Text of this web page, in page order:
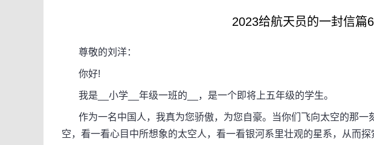
2023给航天员的一封信篇6
尊敬的刘洋：
你好!
我是__小学__年级一班的__，是一个即将上五年级的学生。
作为一名中国人，我真为您骄傲，为您自豪。当你们飞向太空的那一
空，看一看心目中所想象的太空人，看一看银河系里壮观的星系，从而